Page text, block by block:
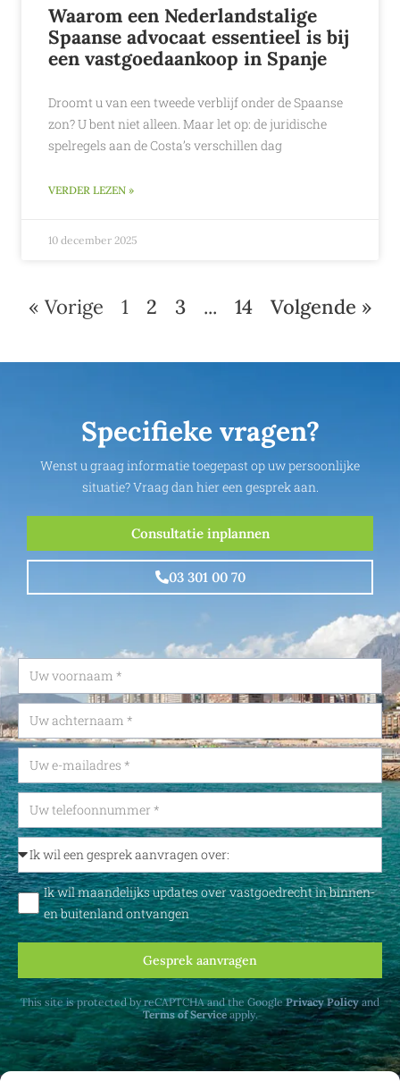
Waarom een Nederlandstalige
Spaanse advocaat essentieel is bij
een vastgoedaankoop in Spanje
Droomt u van een tweede verblijf onder de Spaanse
zon? U bent niet alleen. Maar let op: de juridische
spelregels aan de Costa’s verschillen dag
VERDER LEZEN »
10 december 2025
« Vorige 1 2 3 ... 14 Volgende »
Specifieke vragen?
Wenst u graag informatie toegepast op uw persoonlijke
situatie? Vraag dan hier een gesprek aan.
Consultatie inplannen
03 301 00 70
Ik wil maandelijks updates over vastgoedrecht in binnen-
en buitenland ontvangen
Gesprek aanvragen
This site is protected by reCAPTCHA and the GooglePrivacy Policyand
Terms of Serviceapply.